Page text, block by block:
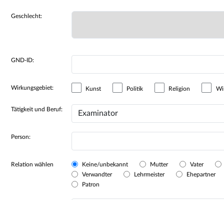
Geschlecht:
GND-ID:
Wirkungsgebiet: Kunst Politik Religion
Tätigkeit und Beruf:
Person:
Relation wählen Keine/unbekannt Mutter
Vater
Verwandter
Lehrmeister
Ehepartner
Patron